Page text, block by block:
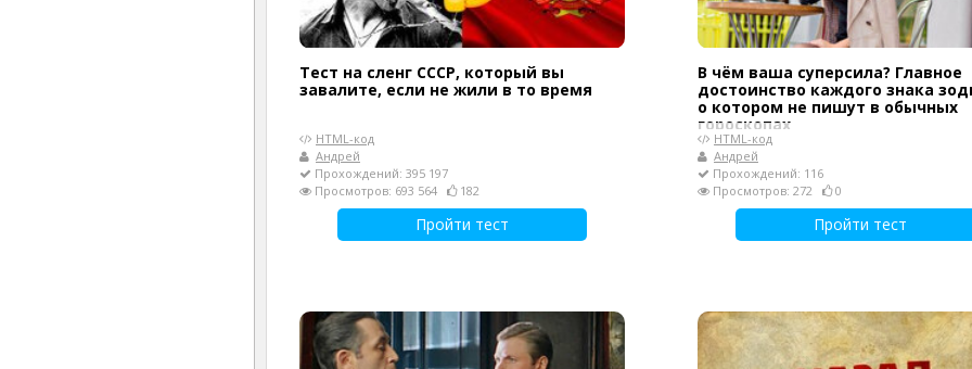
Тест на сленг СССР, который вы
завалите, если не жили в то время
HTML-код
Андрей
Прохождений: 395 197
Просмотров: 693 564
182
Пройти тест
В чём ваша суперсила? Главное
достоинство каждого знака
о котором не пишут в обычных
гороскопах
HTML-код
Андрей
Прохождений: 116
Просмотров: 272
0
Пройти тест